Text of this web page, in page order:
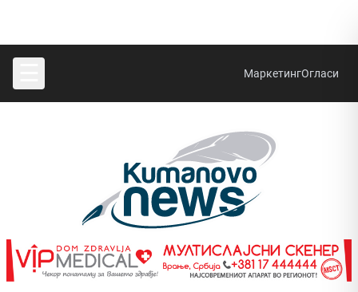
МаркетингОгласи